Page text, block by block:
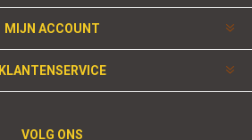
MIJN ACCOUNT
KLANTENSERVICE
VOLG ONS